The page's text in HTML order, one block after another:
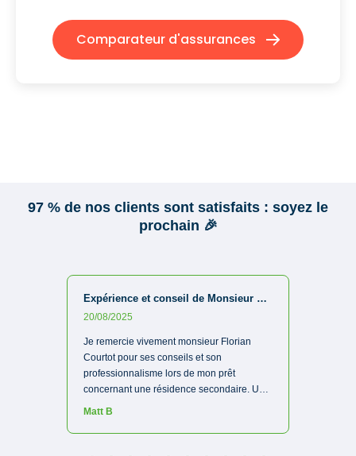
Comparateur d'assurances